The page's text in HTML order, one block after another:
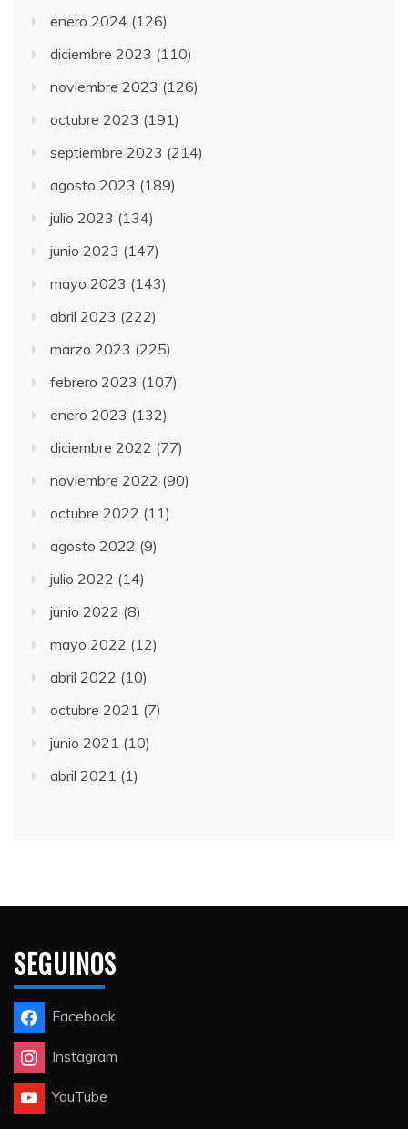
enero 2024 (126)
diciembre 2023 (110)
noviembre 2023 (126)
octubre 2023 (191)
septiembre 2023 (214)
agosto 2023 (189)
julio 2023 (134)
junio 2023 (147)
mayo 2023 (143)
abril 2023 (222)
marzo 2023 (225)
febrero 2023 (107)
enero 2023 (132)
diciembre 2022 (77)
noviembre 2022 (90)
octubre 2022 (11)
agosto 2022 (9)
julio 2022 (14)
junio 2022 (8)
mayo 2022 (12)
abril 2022 (10)
octubre 2021 (7)
junio 2021 (10)
abril 2021 (1)
SEGUINOS
Facebook
Instagram
YouTube